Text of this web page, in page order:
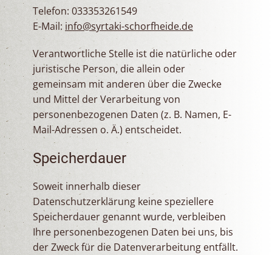
Telefon: 033353261549
E-Mail: info@syrtaki-schorfheide.de
Verantwortliche Stelle ist die natürliche oder
juristische Person, die allein oder
gemeinsam mit anderen über die Zwecke
und Mittel der Verarbeitung von
personenbezogenen Daten (z. B. Namen, E-
Mail-Adressen o. Ä.) entscheidet.
Speicherdauer
Soweit innerhalb dieser
Datenschutzerklärung keine speziellere
Speicherdauer genannt wurde, verbleiben
Ihre personenbezogenen Daten bei uns, bis
der Zweck für die Datenverarbeitung entfällt.